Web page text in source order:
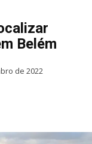
Belém
de 2022